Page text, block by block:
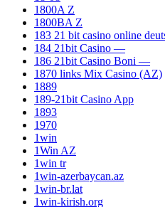
1800A Z
1800BA Z
183 21 bit casino online
184 21bit Casino —
186 21bit Casino Boni —
1870 links Mix Casino (AZ)
1889
189-21bit Casino App
1893
1970
1win
1Win AZ
1win tr
1win-azerbaycan.az
1win-br.lat
1win-kirish.org